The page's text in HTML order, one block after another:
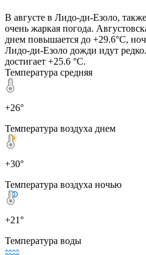
В августе в Лидо-ди-Езоло,
очень жаркая погода.
днем повышается до +29.6°C,
Лидо-ди-Езоло дожди идут
достигает +25.6 °C.
Температура средняя
+26°
Температура воздуха днем
+30°
Температура воздуха ночью
+21°
Температура воды